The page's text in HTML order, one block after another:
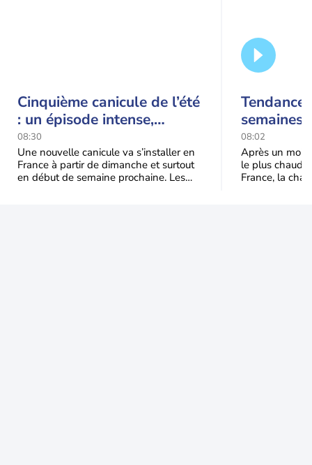
Cinquième canicule de l’été
: un épisode intense,
durable et étendu la
semaine prochaine
08:30
Une nouvelle canicule va s’installer en
France à partir de dimanche et surtout
en début de semaine prochaine. Les
Tendance
semaines
septembre
08:02
Après un
le plus chaud
France, la